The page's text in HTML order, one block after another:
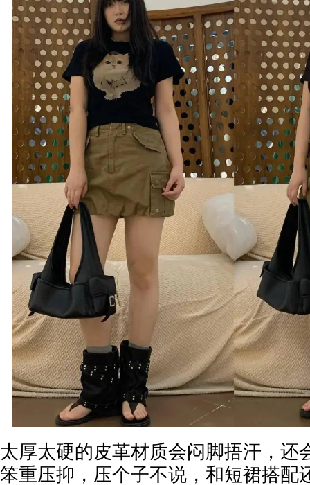
太厚太硬的皮革材质会闷脚捂汗，还
笨重压抑，压个子不说，和短裙搭配